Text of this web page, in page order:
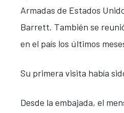
Armadas de Estados
Barrett. También se
en el país los últimos
Su primera visita había
Desde la embajada, el